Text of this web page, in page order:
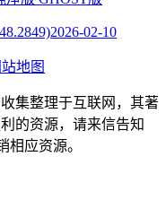
2026-02-10
站地图
集整理于互联网，其著
的资源，请来信告知
相应资源。